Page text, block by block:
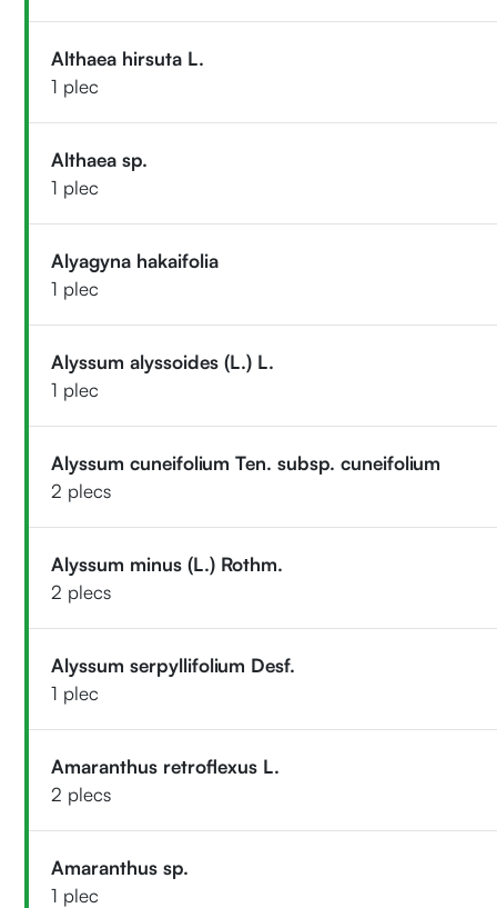
Althaea hirsuta L.
1 plec
Althaea sp.
1 plec
Alyagyna hakaifolia
1 plec
Alyssum alyssoides (L.) L.
1 plec
Alyssum cuneifolium Ten. subsp. cuneifolium
2 plecs
Alyssum minus (L.) Rothm.
2 plecs
Alyssum serpyllifolium Desf.
1 plec
Amaranthus retroflexus L.
2 plecs
Amaranthus sp.
1 plec